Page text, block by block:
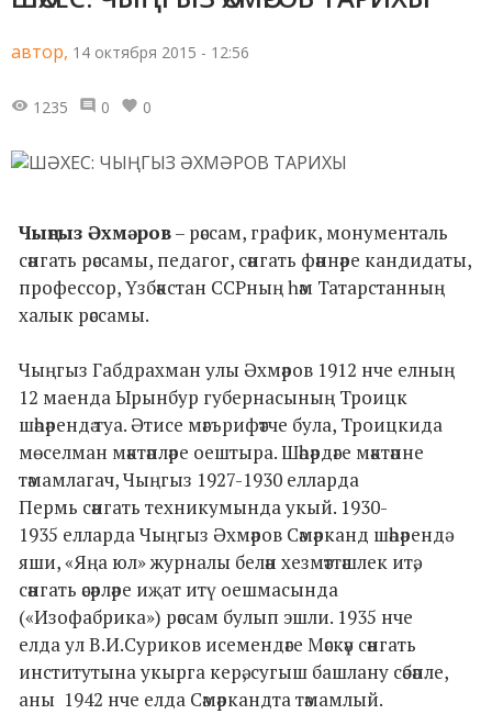
автор, 14 октября 2015 - 12:56
1235 0 0
Чыңгыз Әхмәров– рәссам, график, монументаль
сәнгать рәссамы, педагог, сәнгать фәннәре кандидаты,
профессор, Үзбәкстан ССРның һәм Татарстанның
халык рәссамы.
Чыңгыз Габдрахман улы Әхмәров 1912 нче елның
12 маенда Ырынбур губернасының Троицк
шәһәрендә туа. Әтисе мәгърифәтче була, Троицкида
мөселман мәктәпләре оештыра. Шәһәрдәге мәктәпне
тәмамлагач, Чыңгыз 1927-1930 елларда
Пермь сәнгать техникумында укый. 1930-
1935 елларда Чыңгыз Әхмәров Сәмәрканд шәһәрендә
яши, «Яңа юл» журналы белән хезмәттәшлек итә,
сәнгать әсәрләре иҗат итү оешмасында
(«Изофабрика») рәссам булып эшли. 1935 нче
елда ул В.И.Суриков исемендәге Мәскәү сәнгать
институтына укырга керә, сугыш башлану сәбәпле,
аны 1942 нче елда Сәмәркандта тәмамлый.